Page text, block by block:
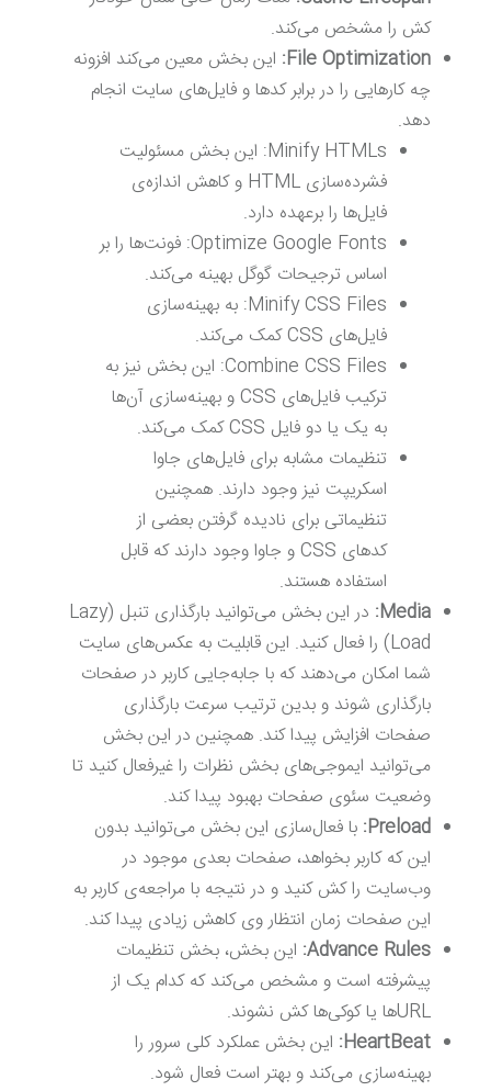
کش را مشخص می‌کند.
File Optimization: این بخش معین می‌کند افزونه
چه کارهایی را در برابر کدها و فایل‌های سایت انجام
دهد.
Minify HTMLs: این بخش مسئولیت
فشرده‌سازی HTML و کاهش اندازه‌ی
فایل‌ها را برعهده دارد.
Optimize Google Fonts: فونت‌ها را بر
اساس ترجیحات گوگل بهینه می‌کند.
Minify CSS Files: به بهینه‌سازی
فایل‌های CSS کمک می‌کند.
Combine CSS Files: این بخش نیز به
ترکیب فایل‌های CSS و بهینه‌سازی آن‌ها
به یک یا دو فایل CSS کمک می‌کند.
تنظیمات مشابه برای فایل‌های جاوا
اسکریپت نیز وجود دارند. همچنین
تنظیماتی برای نادیده گرفتن بعضی از
کدهای CSS و جاوا وجود دارند که قابل
استفاده هستند.
Media:
در این بخش می‌توانید بارگذاری تنبل (Lazy
Load) را فعال کنید. این قابلیت به عکس‌های سایت
شما امکان می‌دهند که با جابه‌جایی کاربر در صفحات
بارگذاری شوند و بدین ترتیب سرعت بارگذاری
صفحات افزایش پیدا کند. همچنین در این بخش
می‌توانید ایموجی‌های بخش نظرات را غیرفعال کنید تا
وضعیت سئوی صفحات بهبود پیدا کند.
Preload: با فعال‌سازی این بخش می‌توانید بدون
این که کاربر بخواهد، صفحات بعدی موجود در
وب‌سایت را کش کنید و در نتیجه با مراجعه‌ی کاربر به
این صفحات زمان انتظار وی کاهش زیادی پیدا کند.
Advance Rules: این بخش، بخش تنظیمات
پیشرفته است و مشخص می‌کند که کدام یک از
URL‌ها یا کوکی‌ها کش نشوند.
HeartBeat: این بخش عملکرد کلی سرور را
بهینه‌سازی می‌کند و بهتر است فعال شود.